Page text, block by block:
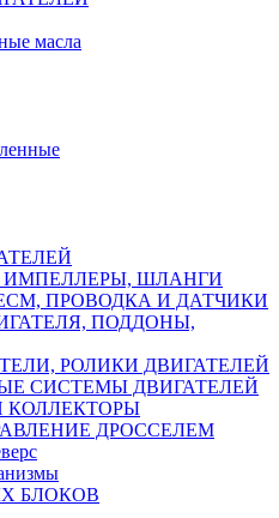
масла
ШЛАНГИ
ПРОВОДКА И ДАТЧИКИ
ПОДДОНЫ,
РОЛИКИ ДВИГАТЕЛЕЙ
СИСТЕМЫ ДВИГАТЕЛЕЙ
ДРОССЕЛЕМ
БЛОКОВ